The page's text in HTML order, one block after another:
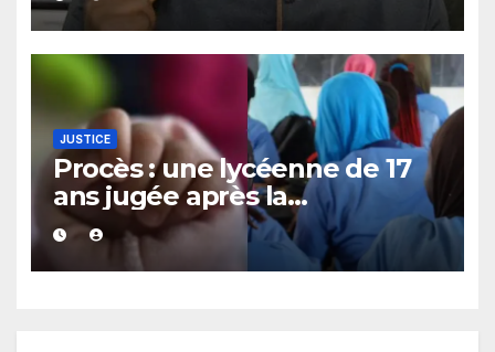
JUSTICE
Procès : une lycéenne de 17
ans jugée après la
découverte d’un bébé caché
sous un lit